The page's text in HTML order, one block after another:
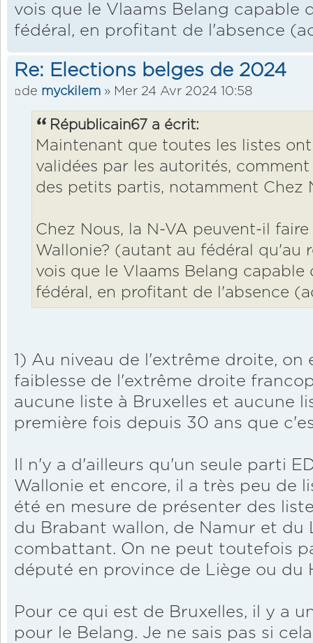
vois que le Vlaams Belang capable
fédéral, en profitant de l'absence
Re: Elections belges de 2024
de myckilem » Mer 24 Avr 2024 10:58
Républicain67 a écrit:
Maintenant que toutes les listes
validées par les autorités,
des petits partis, notamment Chez
Chez Nous, la N-VA peuvent-il
Wallonie? (autant au fédéral qu'au
vois que le Vlaams Belang
fédéral, en profitant de l'absence
1) Au niveau de l'extrême droite,
faiblesse de l'extrême droite
aucune liste à Bruxelles et aucune
première fois depuis 30 ans que
Il n'y a d'ailleurs qu'un seule parti
Wallonie et encore, il a très peu de
été en mesure de présenter des
du Brabant wallon, de Namur et du
combattant. On ne peut toutefois
député en province de Liège ou du
Pour ce qui est de Bruxelles, il y a
pour le Belang. Je ne sais pas si